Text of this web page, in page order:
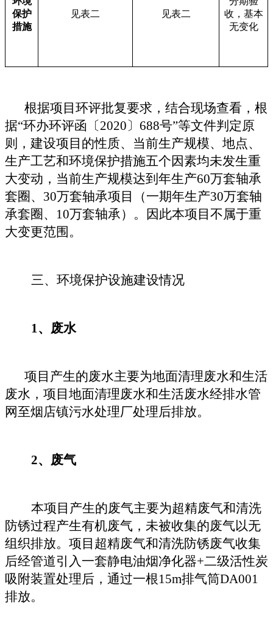
保护
措施
见表二 见表二
收，基本
无变化
根据项目环评批复要求，结合现场查看， 根
据“环办环评函〔2020〕688号”等文件判定原
则， 建设项目的性质、当前生产规模、地点、
生产工艺和环境保护措施五个因素均未发生重
大变动，当前生产规模达到 年生产60万套轴承
套圈、30万套轴承项目（一期年生产30万套轴
承套圈、 10万套轴承） 。因此本项目不属于重
大变更范围。
三、环境保护设施建设情况
1、废水
项目产生的废水主要为地面清理废水和生活
废水 ， 项目地面清理废水和生活废水经排水管
网至烟店镇污水处理厂处理后排放。
2、废气
本项目产生的废气主要为超精废气和清洗
防锈过程产生有机废气，未被收集的废气以无
组织排放。项目超精废气和清洗防锈废气收集
后经管道引入一套静电油烟净化器+二级活性炭
吸附装置处理后，通过一根15m排气筒DA001
排放。